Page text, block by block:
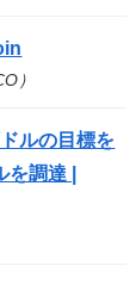
）
ルの目標を
調達 |